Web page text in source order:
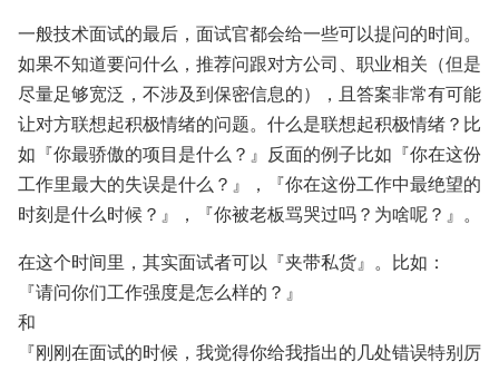
一般技术面试的最后，面试官都会给一些可以提问的时间。
如果不知道要问什么，推荐问跟对方公司、职业相关（但是
尽量足够宽泛，不涉及到保密信息的），且答案非常有可能
让对方联想起积极情绪的问题。什么是联想起积极情绪？比
如『你最骄傲的项目是什么？』反面的例子比如『你在这份
工作里最大的失误是什么？』，『你在这份工作中最绝望的
时刻是什么时候？』，『你被老板骂哭过吗？为啥呢？』。
在这个时间里，其实面试者可以『夹带私货』。比如：
『请问你们工作强度是怎么样的？』
和
『刚刚在面试的时候，我觉得你给我指出的几处错误特别厉